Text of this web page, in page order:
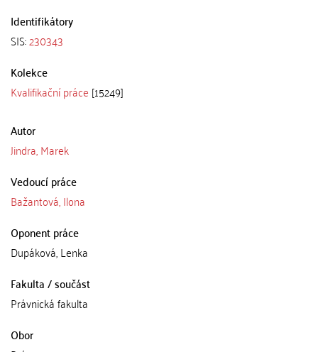
Identifikátory
SIS:230343
Kolekce
Kvalifikační práce [15249]
Autor
Jindra, Marek
Vedoucí práce
Bažantová, Ilona
Oponent práce
Dupáková, Lenka
Fakulta / součást
Právnická fakulta
Obor